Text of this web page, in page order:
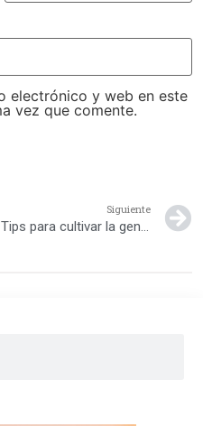
electrónico y web en este
vez que comente.
Siguiente
Tips para cultivar la generosidad